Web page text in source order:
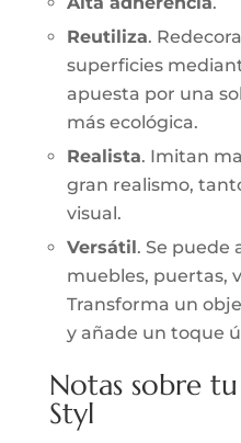
Reutiliza.
superficies
apuesta por una
más ecológica.
Realista. Imitan
gran realismo,
visual.
Versátil . Se puede
muebles, puertas,
Transforma un
y añade un toque
Notas sobre
Styl